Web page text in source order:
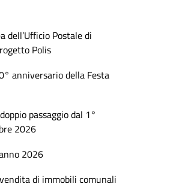
dell’Ufficio Postale di
Polis
anniversario della Festa
passaggio dal 1°
2026
2026
di immobili comunali